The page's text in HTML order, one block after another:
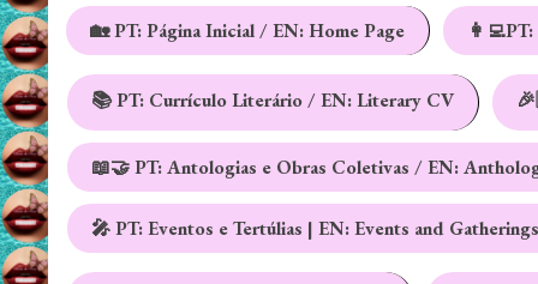
🏡 PT: Página Inicial / EN: Home Page
📚 PT: Currículo Literário / EN: Literary CV
📖🤝 PT: Antologias e Obras Coletivas / EN:
🎤 PT: Eventos e Tertúlias | EN: Events and Gatherings